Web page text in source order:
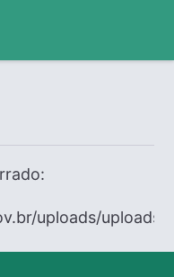
uploads/